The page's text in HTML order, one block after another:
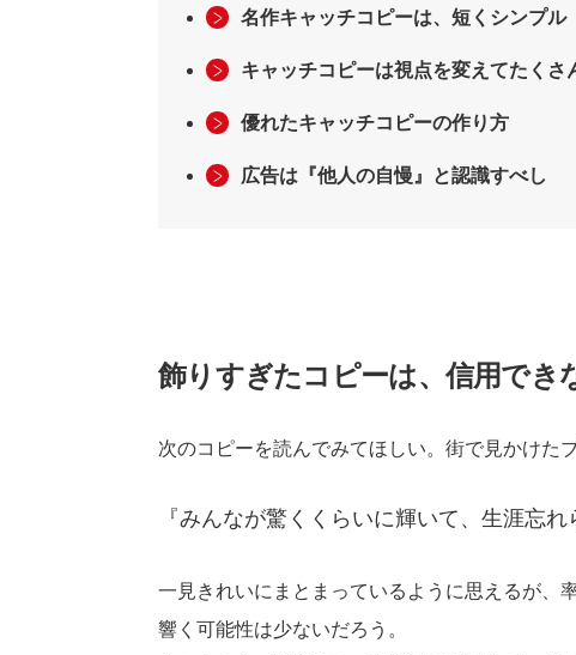
名作キャッチコピーは、短くシンプル
キャッチコピーは視点を変えてたくさ
優れたキャッチコピーの作り方
広告は『他人の自慢』と認識すべし
飾りすぎたコピーは、信用でき
次のコピーを読んでみてほしい。街で見かけた
『みんなが驚くくらいに輝いて、生涯忘
一見きれいにまとまっているように思えるが、
響く可能性は少ないだろう。